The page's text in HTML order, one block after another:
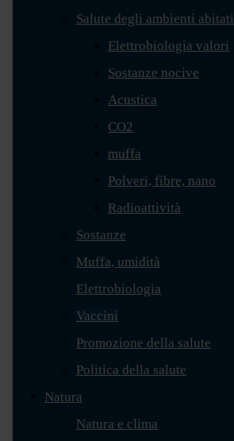
Salute degli ambienti abitati
Elettrobiologia valori
Sostanze nocive
Acustica
CO2
muffa
Polveri, fibre, nano
Radioattività
Sostanze
Muffa, umidità
Elettrobiologia
Vaccini
Promozione della salute
Politica della salute
Natura
Natura e clima